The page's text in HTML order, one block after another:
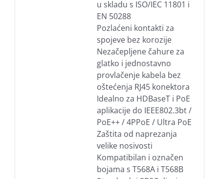
u skladu s ISO/IEC 11801 i
EN 50288
Pozlaćeni kontakti za
spojeve bez korozije
Nezačepljene čahure za
glatko i jednostavno
provlačenje kabela bez
oštećenja RJ45 konektora
Idealno za HDBaseT i PoE
aplikacije do IEEE802.3bt /
PoE++ / 4PPoE / Ultra PoE
Zaštita od naprezanja
velike nosivosti
Kompatibilan i označen
bojama s T568A i T568B